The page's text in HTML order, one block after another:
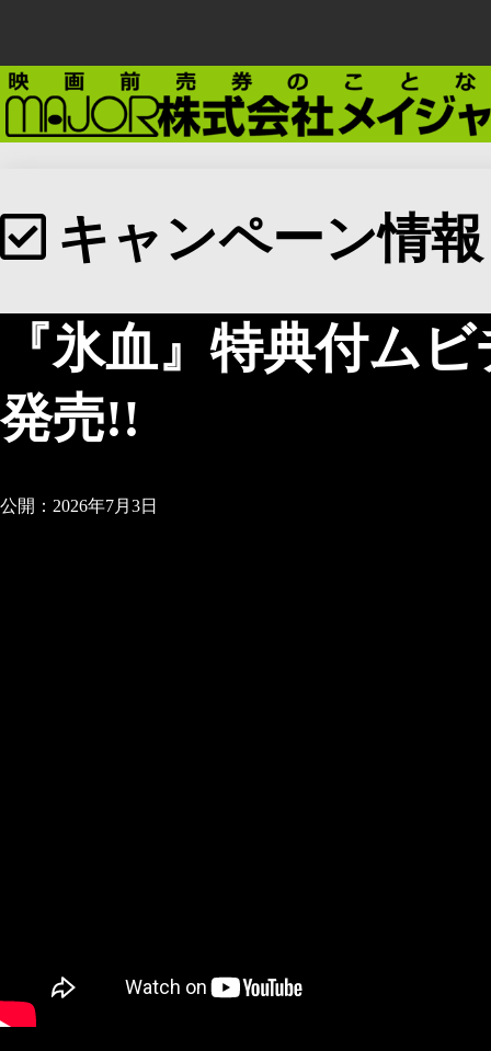
キャンペーン情報
『氷血』特典付ム
発売!!
公開：2026年7月3日